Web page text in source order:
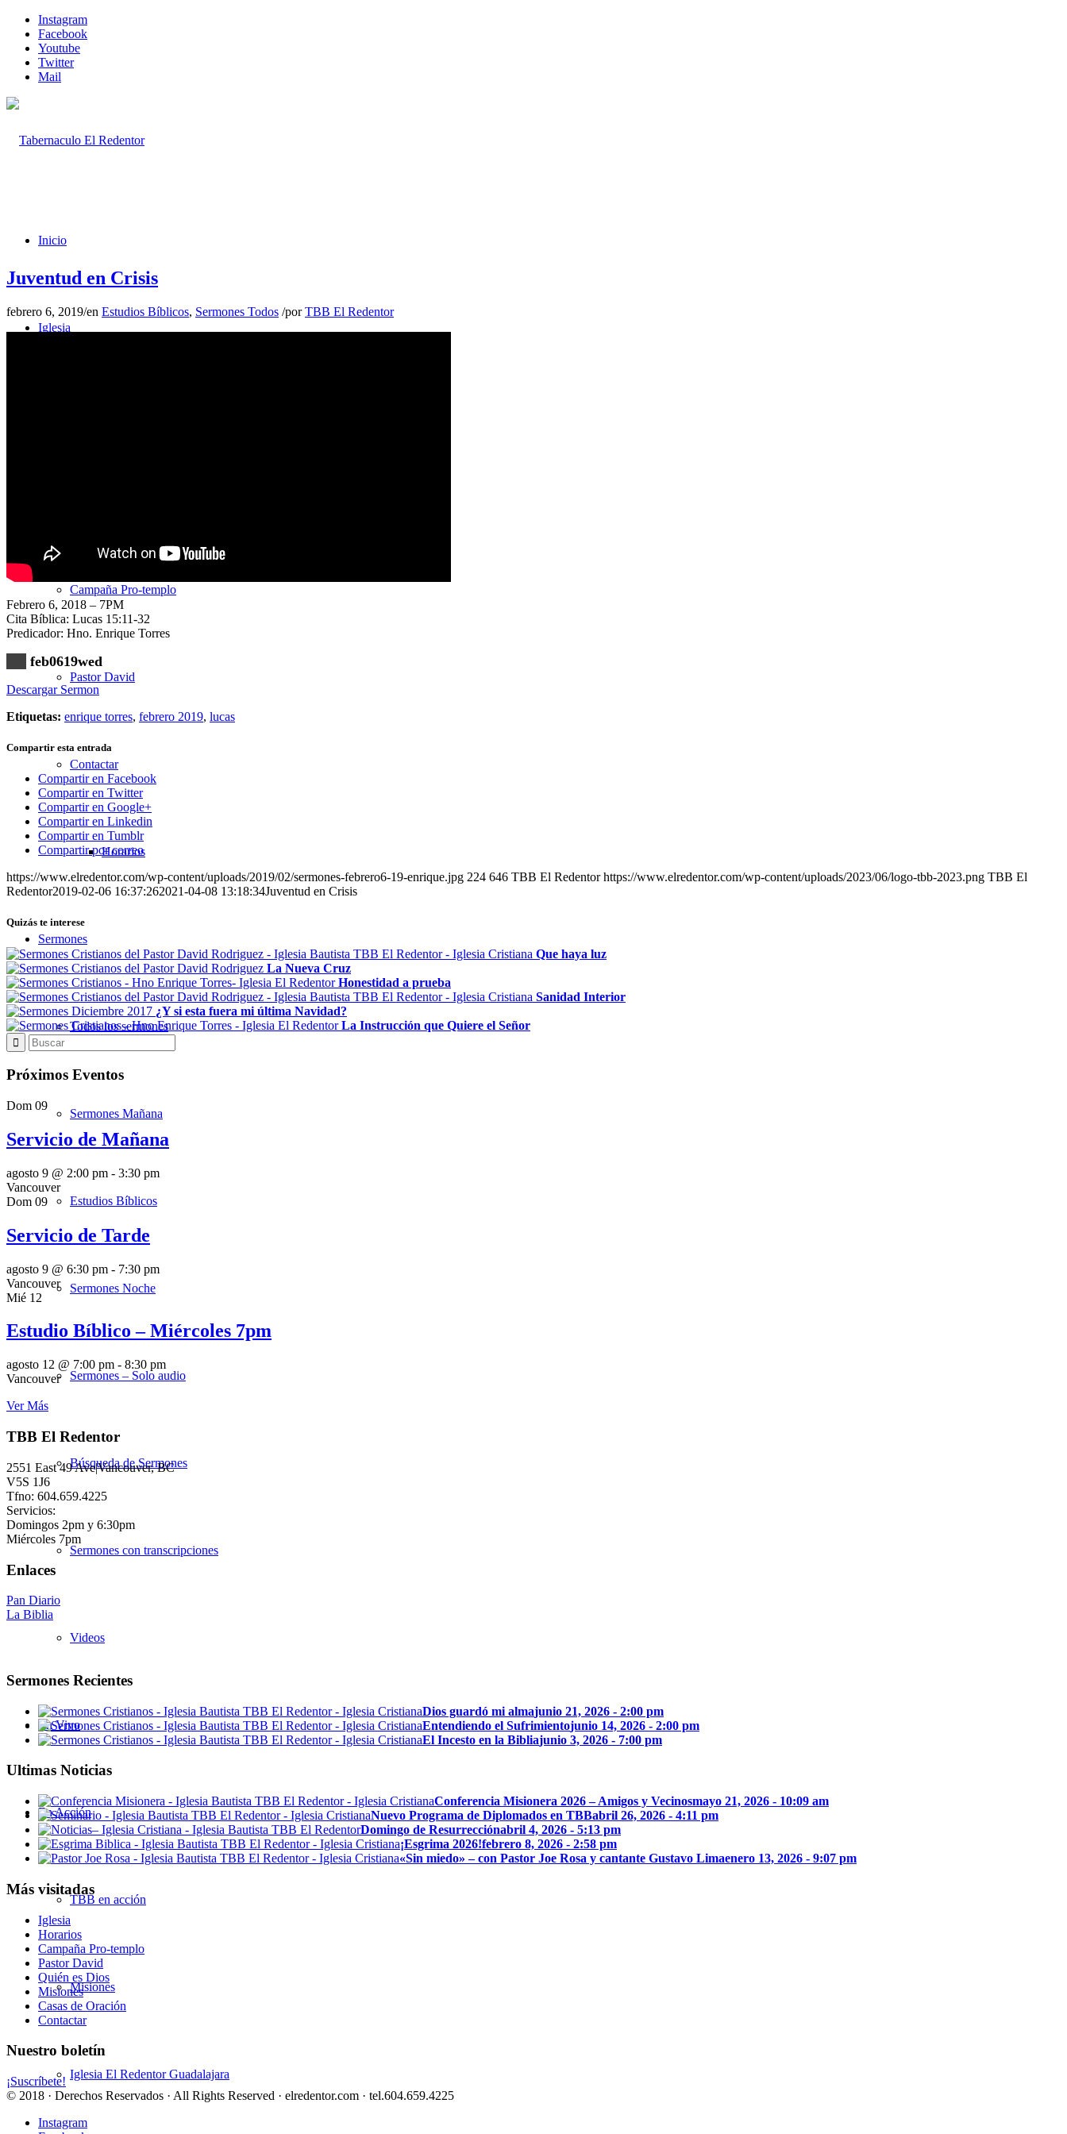
Instagram
Facebook
Youtube
Twitter
Mail
Inicio
Iglesia
Campaña Pro-templo
Pastor David
Contactar
Horarios
Sermones
Todos los sermones
Sermones Mañana
Estudios Bíblicos
Sermones Noche
Sermones – Solo audio
Búsqueda de Sermones
Sermones con transcripciones
Videos
En Vivo
En Acción
TBB en acción
Misiones
Iglesia El Redentor Guadalajara
Juventud en Crisis
febrero 6, 2019/en Estudios Bíblicos, Sermones Todos /porTBB El Redentor
Febrero 6, 2018 – 7PM
Cita Bíblica: Lucas 15:11-32
Predicador: Hno. Enrique Torres
feb0619wed
Descargar Sermon
Etiquetas: enrique torres, febrero 2019, lucas
Compartir esta entrada
Compartir en Facebook
Compartir en Twitter
Compartir en Google+
Compartir en Linkedin
Compartir en Tumblr
Compartir por correo
https://www.elredentor.com/wp-content/uploads/2019/02/sermones-febrero6-19-enrique.jpg 224 646 TBB El Redentor https://www.elredentor.com/wp-content/uploads/2023/06/logo-tbb-2023.png TBB El
Redentor2019-02-06 16:37:262021-04-08 13:18:34Juventud en Crisis
Quizás te interese
Que haya luz
La Nueva Cruz
Honestidad a prueba
Sanidad Interior
¿Y si esta fuera mi última Navidad?
La Instrucción que Quiere el Señor
Próximos Eventos
Dom 09
Servicio de Mañana
agosto 9 @ 2:00 pm - 3:30 pm
Vancouver
Dom 09
Servicio de Tarde
agosto 9 @ 6:30 pm - 7:30 pm
Vancouver
Mié 12
Estudio Bíblico – Miércoles 7pm
agosto 12 @ 7:00 pm - 8:30 pm
Vancouver
Ver Más
TBB El Redentor
2551 East 49 Ave|Vancouver, BC
V5S 1J6
Tfno: 604.659.4225
Servicios:
Domingos 2pm y 6:30pm
Miércoles 7pm
Enlaces
Pan Diario
La Biblia
Sermones Recientes
Dios guardó mi almajunio 21, 2026 - 2:00 pm
Entendiendo el Sufrimientojunio 14, 2026 - 2:00 pm
El Incesto en la Bibliajunio 3, 2026 - 7:00 pm
Ultimas Noticias
Conferencia Misionera 2026 – Amigos y Vecinosmayo 21, 2026 - 10:09 am
Nuevo Programa de Diplomados en TBBabril 26, 2026 - 4:11 pm
Domingo de Resurrecciónabril 4, 2026 - 5:13 pm
¡Esgrima 2026!febrero 8, 2026 - 2:58 pm
«Sin miedo» – con Pastor Joe Rosa y cantante Gustavo Limaenero 13, 2026 - 9:07 pm
Más visitadas
Iglesia
Horarios
Campaña Pro-templo
Pastor David
Quién es Dios
Misiones
Casas de Oración
Contactar
Nuestro boletín
¡Suscríbete!
© 2018 · Derechos Reservados · All Rights Reserved · elredentor.com · tel.604.659.4225
Instagram